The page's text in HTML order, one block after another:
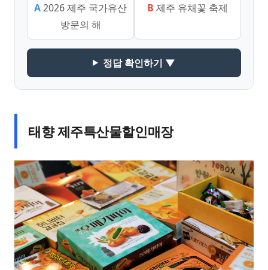
A2026 제주 국가유산
방문의 해
B 제주 유채꽃 축제
정답 확인하기 ▼
태향 제주특산물할인매장